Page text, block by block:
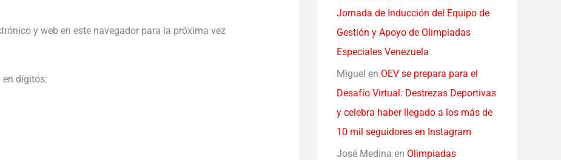
y web en este navegador para la próxima vez
en dígitos:
Jornada de Inducción del Equipo de
Gestión y Apoyo de Olimpiadas
Especiales Venezuela
Miguel en OEV se prepara para el
Desafío Virtual: Destrezas Deportivas
y celebra haber llegado a los más de
10 mil seguidores en Instagram
José Medina en Olimpiadas